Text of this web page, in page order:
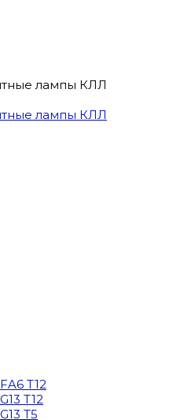
лампы КЛЛ
лампы КЛЛ
T12
T12
T5